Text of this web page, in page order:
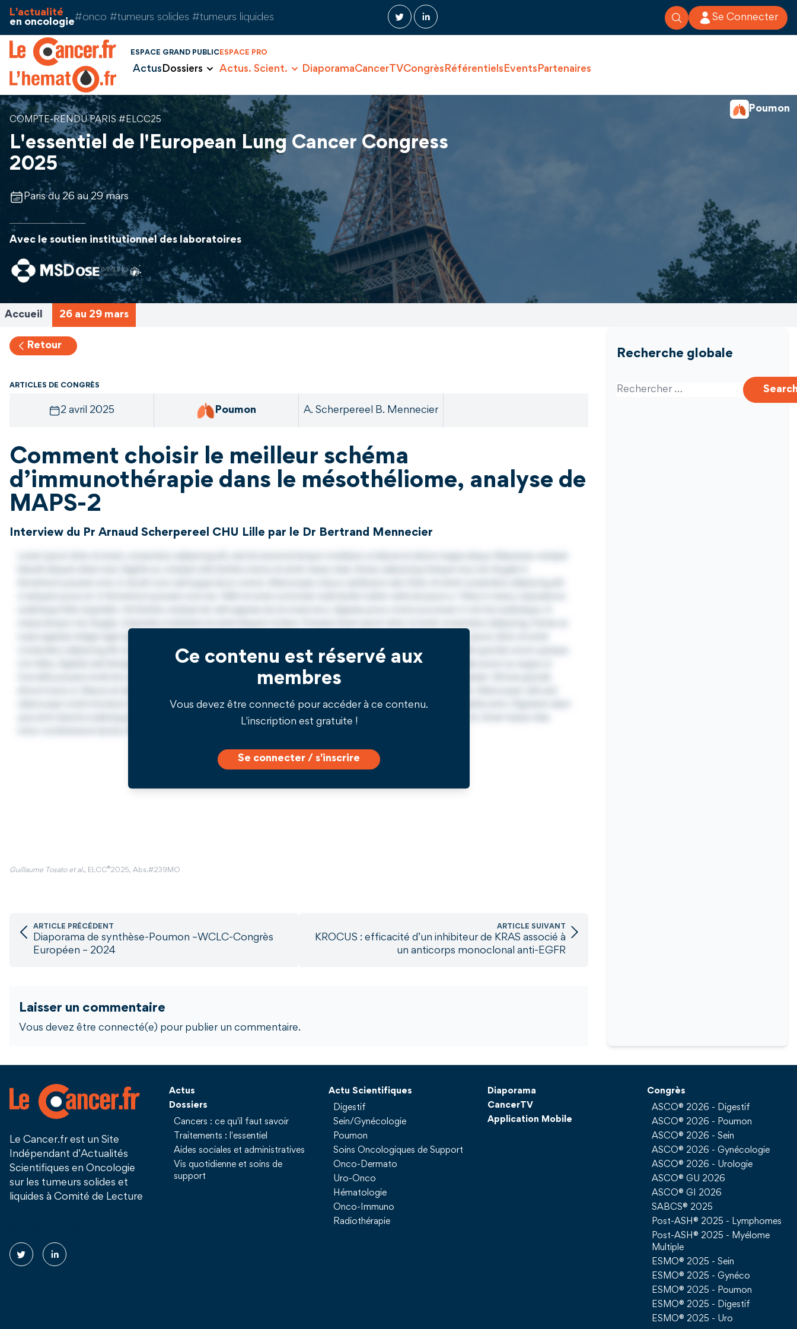
Aller au contenu
L'actualité
en oncologie#onco #tumeurs solides #tumeurs liquides Se Connecter
ESPACE GRAND PUBLIC
ActusDossiers
ESPACE PRO
Actus. Scient. DiaporamaCancerTVCongrèsRéférentielsEventsPartenaires
Poumon
COMPTE-RENDU PARIS #ELCC25
L'essentiel de l'European Lung Cancer Congress
2025
Paris du 26 au 29 mars
Avec le soutien institutionnel des laboratoires
Accueil 26 au 29 mars
Retour
ARTICLES DE CONGRÈS
2 avril 2025 Poumon A. Scherpereel B. Mennecier
Comment choisir le meilleur schéma
d’immunothérapie dans le mésothéliome, analyse de
MAPS-2
Interview du Pr Arnaud Scherpereel CHU Lille par le Dr Bertrand Mennecier
Ce contenu est réservé aux
membres
Vous devez être connecté pour accéder à ce contenu.
L'inscription est gratuite !
Se connecter / s'inscrire
Guillaume Tosato et al., ELCC®2025, Abs.#239MO
ARTICLE PRÉCÉDENT
Diaporama de synthèse-Poumon –WCLC-Congrès
Européen – 2024
ARTICLE SUIVANT
KROCUS : efficacité d’un inhibiteur de KRAS associé à
un anticorps monoclonal anti-EGFR
Laisser un commentaire
Vous devez être connecté(e) pour publier un commentaire.
Recherche globale
Search for:
Le Cancer.fr est un Site
Indépendant d’Actualités
Scientifiques en Oncologie
sur les tumeurs solides et
liquides à Comité de Lecture
Actus
Dossiers
Cancers : ce qu'il faut savoir
Traitements : l'essentiel
Aides sociales et administratives
Vis quotidienne et soins de
support
Actu Scientifiques
Digestif
Sein/Gynécologie
Poumon
Soins Oncologiques de Support
Onco-Dermato
Uro-Onco
Hématologie
Onco-Immuno
Radiothérapie
Diaporama
CancerTV
Application Mobile
Congrès
ASCO® 2026 - Digestif
ASCO® 2026 - Poumon
ASCO® 2026 - Sein
ASCO® 2026 - Gynécologie
ASCO® 2026 - Urologie
ASCO® GU 2026
ASCO® GI 2026
SABCS® 2025
Post-ASH® 2025 - Lymphomes
Post-ASH® 2025 - Myélome
Multiple
ESMO® 2025 - Sein
ESMO® 2025 - Gynéco
ESMO® 2025 - Poumon
ESMO® 2025 - Digestif
ESMO® 2025 - Uro
Panneau de gestion des cookies